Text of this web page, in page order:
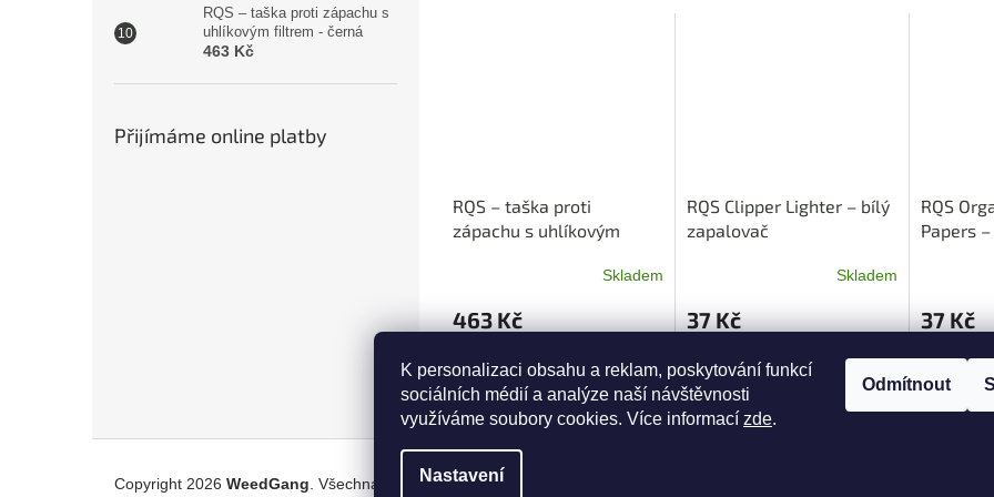
K personalizaci obsahu a reklam, poskytování funkcí
sociálních médií a analýze naší návštěvnosti
využíváme soubory cookies. Více informací zde.
Nastavení
Odmítnout
RQS – taška proti zápachu s
uhlíkovým filtrem - černá
463 Kč
Přijímáme online platby
RQS – taška proti
zápachu s uhlíkovým
Skladem
463 Kč
Do košíku
RQS Clipper Lighter – bílý
zapalovač
Skladem
37 Kč
Do košíku
RQS
Papers
37 Kč
Do
Copyright 2026 WeedGang . Všechna práva vyhrazena.